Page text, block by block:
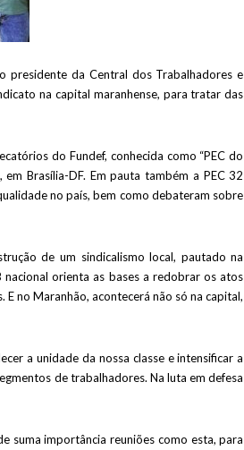
presidente da Central dos Trabalhadores e
na capital maranhense, para tratar das
do Fundef, conhecida como “PEC do
Brasília-DF. Em pauta também a PEC 32
no país, bem como debateram sobre
de um sindicalismo local, pautado na
orienta as bases a redobrar os atos
no Maranhão, acontecerá não só na capital,
a unidade da nossa classe e intensificar a
de trabalhadores. Na luta em defesa
suma importância reuniões como esta, para